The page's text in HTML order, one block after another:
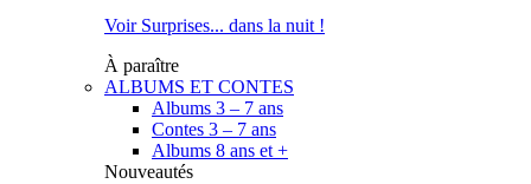
Voir Surprises... dans la nuit !
À paraître
ALBUMS ET CONTES
Albums 3 – 7 ans
Contes 3 – 7 ans
Albums 8 ans et +
Nouveautés